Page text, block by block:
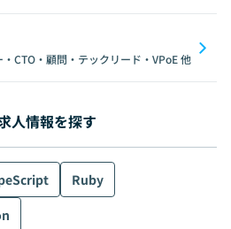
CTO・顧問・テックリード・VPoE他
人情報を探す
Ruby